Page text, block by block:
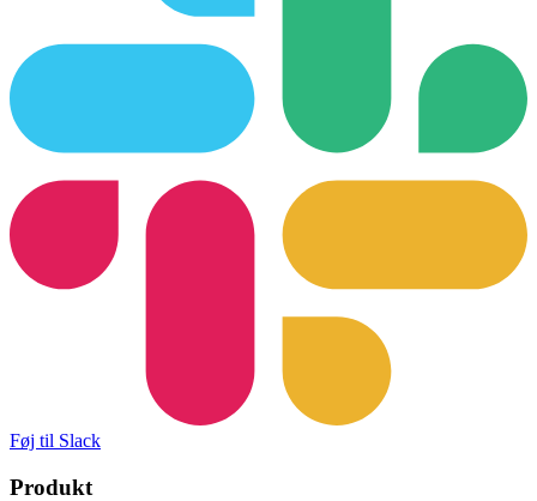
Føj til Slack
Produkt